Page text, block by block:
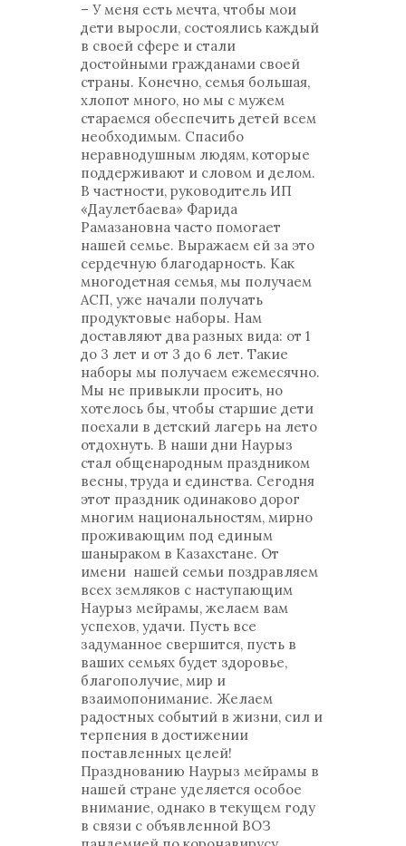
– У меня есть мечта, чтобы мои
дети выросли, состоялись каждый
в своей сфере и стали
достойными гражданами своей
страны. Конечно, семья большая,
хлопот много, но мы с мужем
стараемся обеспечить детей всем
необходимым. Спасибо
неравнодушным людям, которые
поддерживают и словом и делом.
В частности, руководитель ИП
«Даулетбаева» Фарида
Рамазановна часто помогает
нашей семье. Выражаем ей за это
сердечную благодарность. Как
многодетная семья, мы получаем
АСП, уже начали получать
продуктовые наборы. Нам
доставляют два разных вида: от 1
до 3 лет и от 3 до 6 лет. Такие
наборы мы получаем ежемесячно.
Мы не привыкли просить, но
хотелось бы, чтобы старшие дети
поехали в детский лагерь на лето
отдохнуть. В наши дни Наурыз
стал общенародным праздником
весны, труда и единства. Сегодня
этот праздник одинаково дорог
многим национальностям, мирно
проживающим под единым
шаныраком в Казахстане. От
имени нашей семьи поздравляем
всех земляков с наступающим
Наурыз мейрамы, желаем вам
успехов, удачи. Пусть все
задуманное свершится, пусть в
ваших семьях будет здоровье,
благополучие, мир и
взаимопонимание. Желаем
радостных событий в жизни, сил и
терпения в достижении
поставленных целей!
Празднованию Наурыз мейрамы в
нашей стране уделяется особое
внимание, однако в текущем году
в связи с объявленной ВОЗ